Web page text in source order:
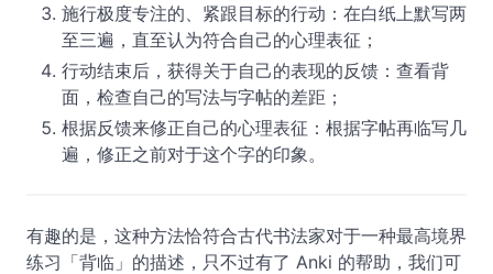
施行极度专注的、紧跟目标的行动：在白纸上默写两
至三遍，直至认为符合自己的心理表征；
行动结束后，获得关于自己的表现的反馈：查看背
面，检查自己的写法与字帖的差距；
根据反馈来修正自己的心理表征：根据字帖再临写几
遍，修正之前对于这个字的印象。
有趣的是，这种方法恰符合古代书法家对于一种最高境界
练习「背临」的描述，只不过有了 Anki 的帮助，我们可